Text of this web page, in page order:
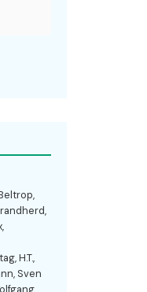
H.T.,
Sven